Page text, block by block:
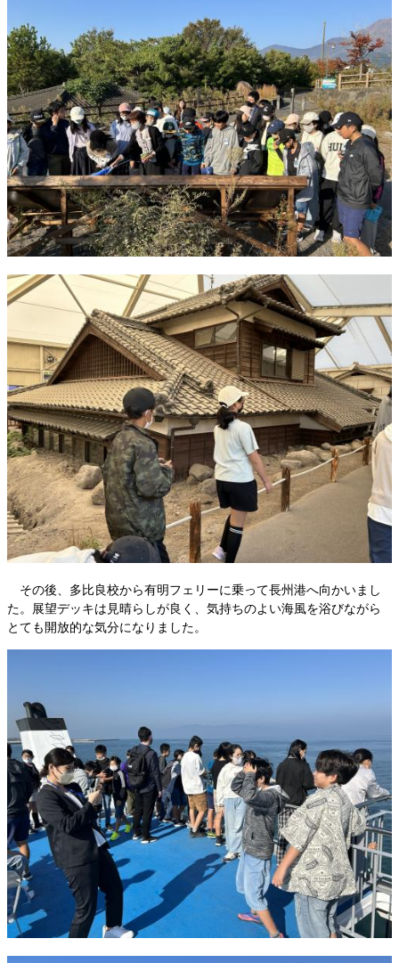
その後、多比良校から有明フェリーに乗って長州港へ向かいまし
た。展望デッキは見晴らしが良く、気持ちのよい海風を浴びながら
とても開放的な気分になりました。